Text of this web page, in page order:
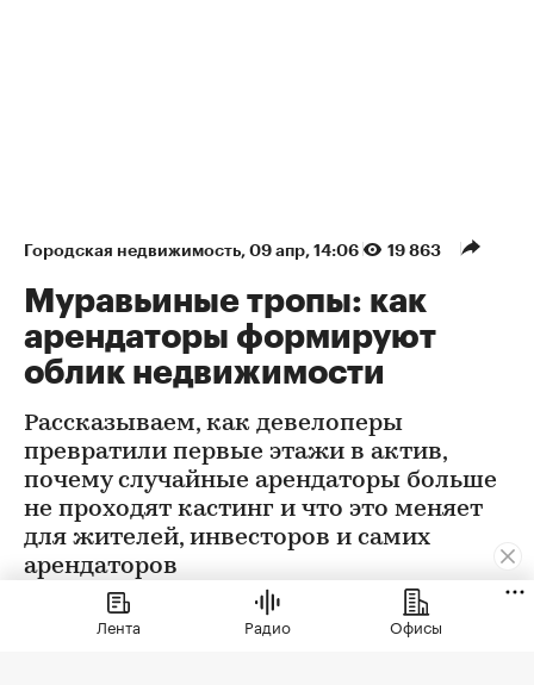
Городская недвижимость 09 апр, 14:06 19 863
Муравьиные тропы: как
арендаторы формируют
облик недвижимости
Рассказываем, как девелоперы
превратили первые этажи в актив,
почему случайные арендаторы больше
не проходят кастинг и что это меняет
для жителей, инвесторов и самих
арендаторов
Лента Радио Офисы